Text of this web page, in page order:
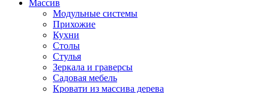
Массив
Модульные системы
Прихожие
Кухни
Столы
Стулья
Зеркала и граверсы
Садовая мебель
Кровати из массива дерева